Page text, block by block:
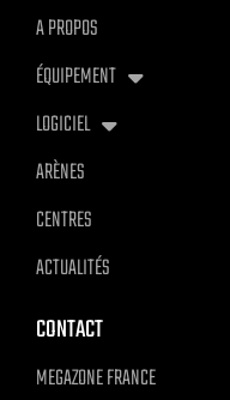
A PROPOS
ÉQUIPEMENT
LOGICIEL
ARÈNES
CENTRES
ACTUALITÉS
CONTACT
MEGAZONE FRANCE